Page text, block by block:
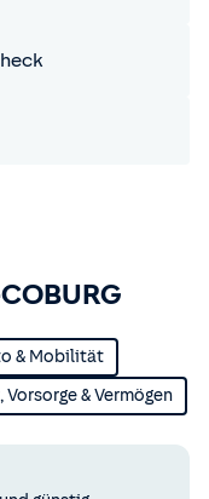
& Mobilität
& Vermögen